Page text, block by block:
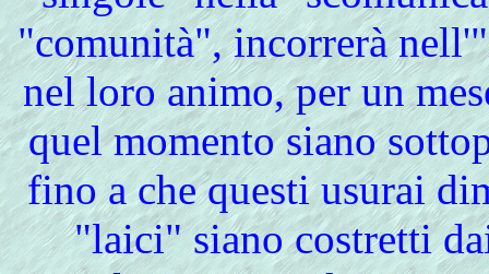
"comunità", incorrerà
nel loro animo, per un
quel momento siano
fino a che questi usurai
"laici" siano costretti